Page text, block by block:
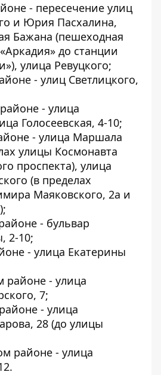
- пересечение улиц
и Юрия Пасхалина,
Бажана (пешеходная
до станции
улица Ревуцкого;
- улиц Светлицкого,
- улица
Голосеевская, 4-10;
- улица Маршала
улицы Космонавта
проспекта), улица
(в пределах
Маяковского, 2а и
- бульвар
2-10;
- улица Екатерины
районе - улица
7;
- улица
28 (до улицы
районе - улица